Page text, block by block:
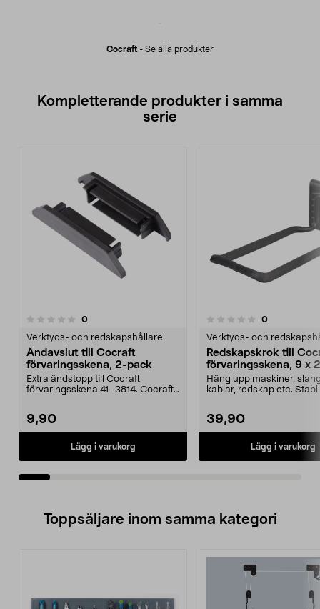
Cocraft - Se alla produkter
Kompletterande produkter i samma
serie
0recensioner
Verktygs- och redskapshållare
Ändavslut till Cocraft
förvaringsskena, 2-pack
Extra ändstopp till Cocraft
förvaringsskena 41–3814. Cocraft
9,90
Lägg i varukorg
0.0 av 5 stjärnor 0recensioner
Verktygs- och
Redskapskrok till
förvaringsskena, 9 x
Häng upp maskiner,
kablar, redskap etc. Stabil
39,90
Lägg i varukorg
0.0 av 5 stjärnor
Toppsäljare inom samma kategori